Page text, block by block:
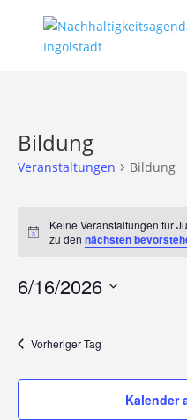
Bildung
Veranstaltungen Bildung
für
16,
2026
Hinweis
Keine Veranstaltungen für
zu den nächsten
6/16/2026
Vorheriger Tag
Kalender